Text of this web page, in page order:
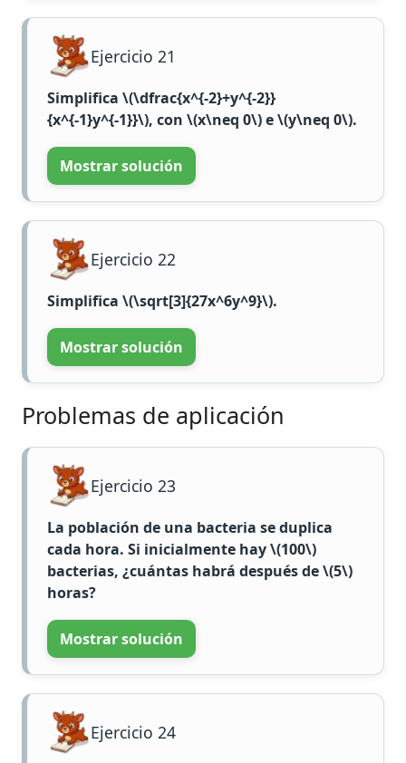
Ejercicio 21
Simplifica \(\dfrac{x^{-2}+y^{-2}}
{x^{-1}y^{-1}}\), con \(x\neq 0\)e\(y\neq 0\).
Mostrar solución
Ejercicio 22
Simplifica \(\sqrt[3]{27x^6y^9}\).
Mostrar solución
Problemas de aplicación
Ejercicio 23
La población de una bacteria se duplica
cada hora. Si inicialmente hay\(100\)
bacterias, ¿cuántas habrá después de\(5\)
horas?
Mostrar solución
Ejercicio 24